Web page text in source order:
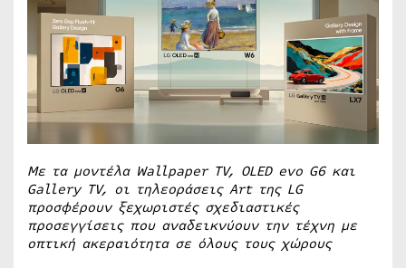
Με τα μοντέλα Wallpaper TV, OLED evo G6 και
Gallery TV, οι τηλεοράσεις Artτης LG
προσφέρουν ξεχωριστές σχεδιαστικές
προσεγγίσεις που αναδεικνύουν την τέχνη με
οπτική ακεραιότητα σε όλους τους χώρους